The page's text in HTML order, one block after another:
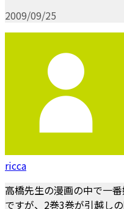
2009/09/25
ricca
高橋先生の漫画の中で一
ですが、2巻3巻が引越し